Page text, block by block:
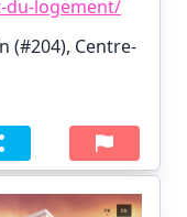
du-logement/
(#204), Centre-